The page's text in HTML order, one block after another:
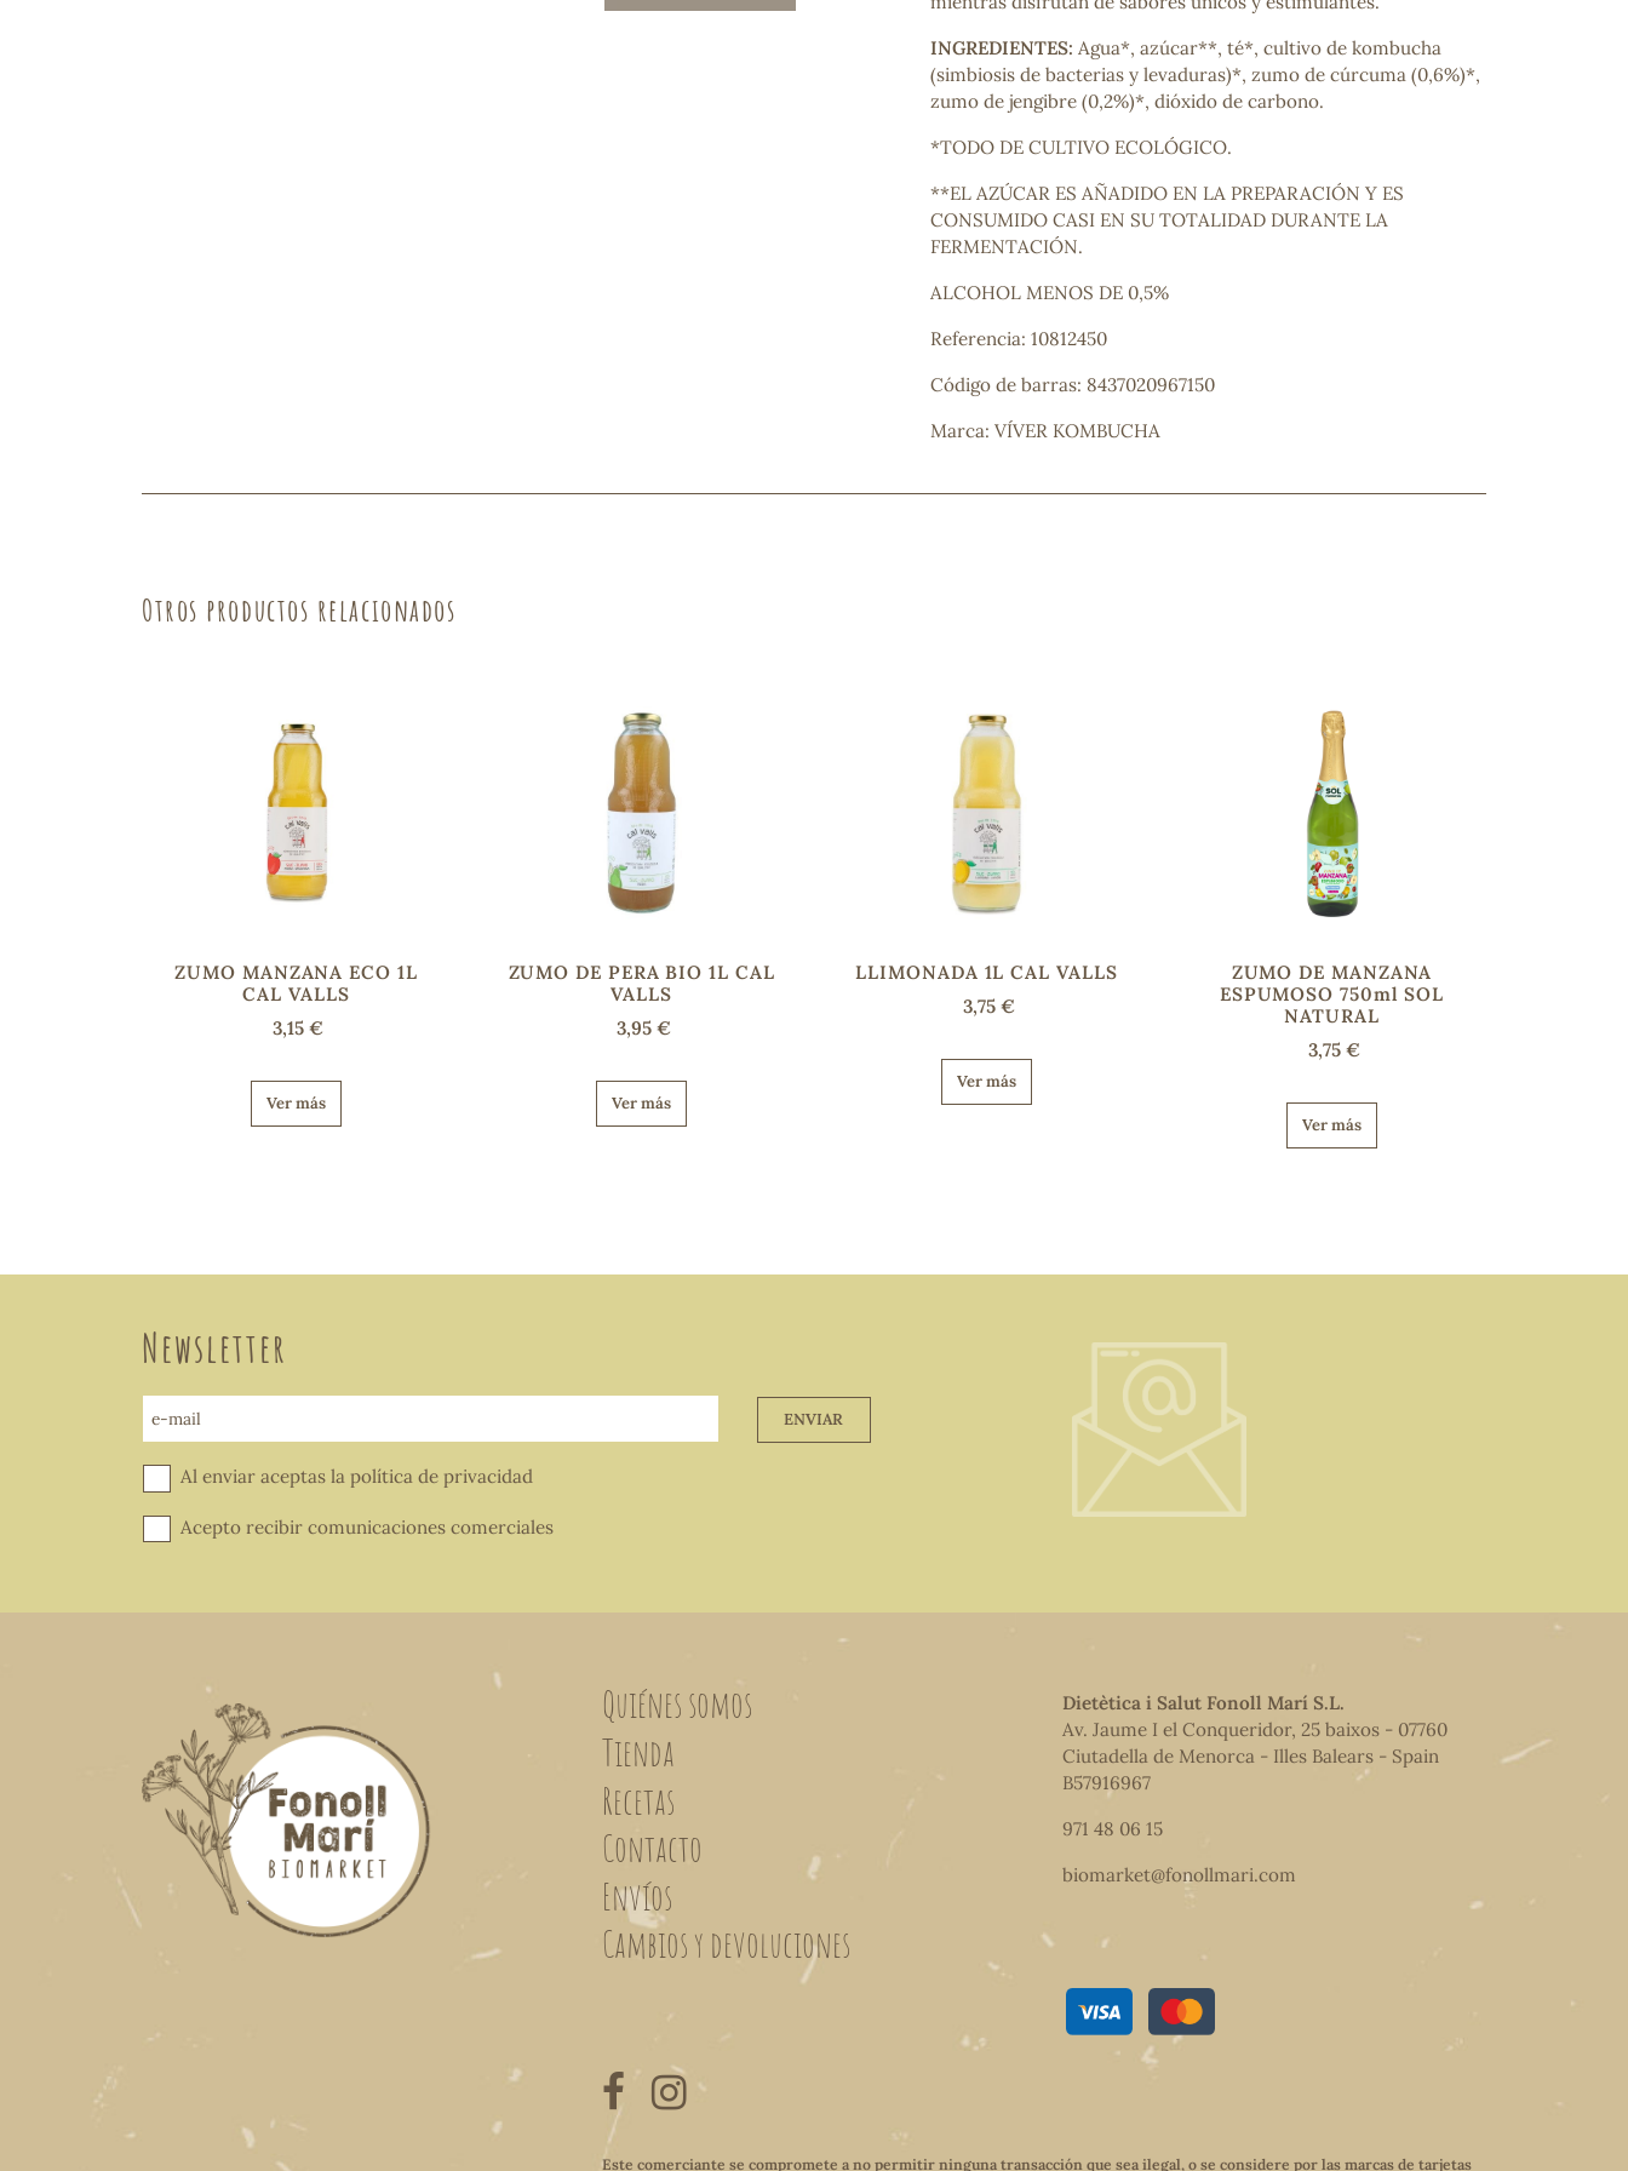
¿No encuentras tu producto?
INGREDIENTES: Agua*, azúcar**, té*, cultivo de kombucha
(simbiosis de bacterias y levaduras)*, zumo de cúrcuma (0,6%)*,
zumo de jengibre (0,2%)*, dióxido de carbono.
*TODO DE CULTIVO ECOLÓGICO.
**EL AZÚCAR ES AÑADIDO EN LA PREPARACIÓN Y ES
CONSUMIDO CASI EN SU TOTALIDAD DURANTE LA
FERMENTACIÓN.
ALCOHOL MENOS DE 0,5%
Referencia: 10812450
Código de barras: 8437020967150
Marca: VÍVER KOMBUCHA
Otros productos relacionados
ZUMO MANZANA ECO 1L
CAL VALLS
3,15 €
Ver más
ZUMO DE PERA BIO 1L CAL
VALLS
3,95 €
Ver más
LLIMONADA 1L CAL VALLS
3,75 €
Ver más
ZUMO DE MANZANA
ESPUMOSO 750ml SOL
NATURAL
3,75 €
Ver más
Newsletter
e-mail ENVIAR
Al enviar aceptas la política de privacidad
Acepto recibir comunicaciones comerciales
Quiénes somos
Tienda
Recetas
Contacto
Envíos
Cambios y devoluciones
Dietètica i Salut Fonoll Marí S.L.
Av. Jaume I el Conqueridor, 25 baixos - 07760
Ciutadella de Menorca - Illes Balears - Spain
B57916967
971 48 06 15
biomarket@fonollmari.com
Este comerciante se compromete a no permitir ninguna transacción que sea ilegal, o se considere por las marcas de tarjetas